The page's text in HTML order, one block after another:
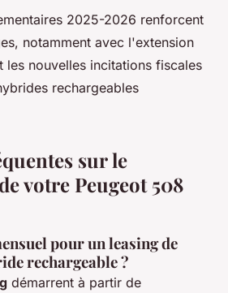
2025-2026 renforcent
notamment avec l'extension
les nouvelles incitations fiscales
rechargeables
sur le
votre Peugeot 508
pour un leasing de
rechargeable ?
démarrent à partir de